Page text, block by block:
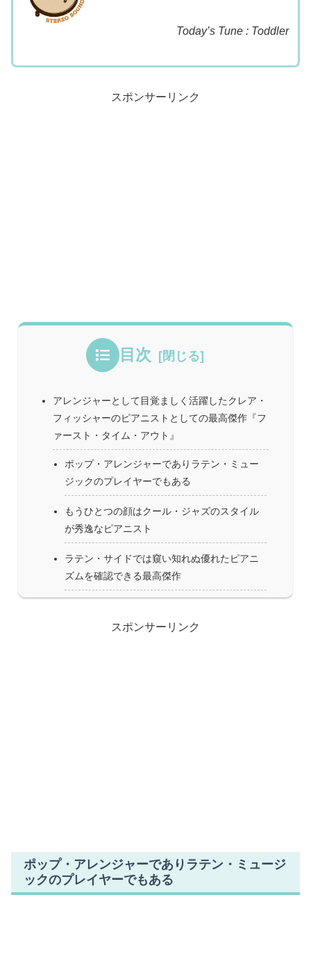
Today’s Tune : Toddler
スポンサーリンク
目次
アレンジャーとして目覚ましく活躍したクレア・
フィッシャーのピアニストとしての最高傑作『フ
ァースト・タイム・アウト』
ポップ・アレンジャーでありラテン・ミュー
ジックのプレイヤーでもある
もうひとつの顔はクール・ジャズのスタイル
が秀逸なピアニスト
ラテン・サイドでは窺い知れぬ優れたピアニ
ズムを確認できる最高傑作
スポンサーリンク
ポップ・アレンジャーでありラテン・ミュージ
ックのプレイヤーでもある